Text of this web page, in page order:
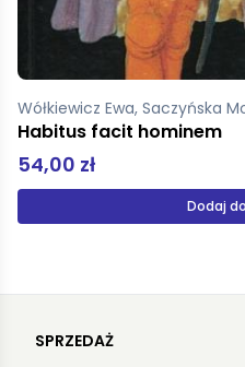
Pratchett Terry
Eryk
29,99 zł
Produkt
SPRZEDAŻ